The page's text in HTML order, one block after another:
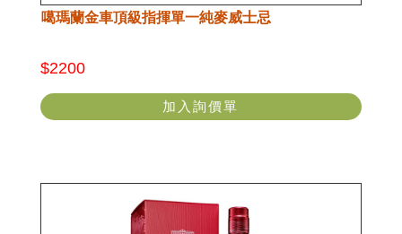
噶瑪蘭金車頂級指揮單一純麥威士忌
$2200
加入詢價單